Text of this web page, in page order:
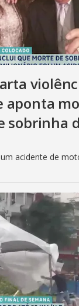
aponta
sobrinha
acidente de